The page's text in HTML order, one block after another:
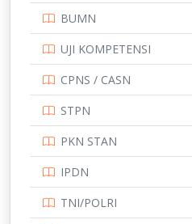
UNIVERSITAS AIRLANGGA
BUMN
UJI KOMPETENSI
CPNS / CASN
STPN
PKN STAN
IPDN
TNI/POLRI